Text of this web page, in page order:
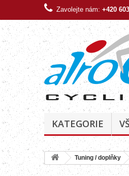
Zavolejte nám: +420
KATEGORIE
Tuning / doplňky